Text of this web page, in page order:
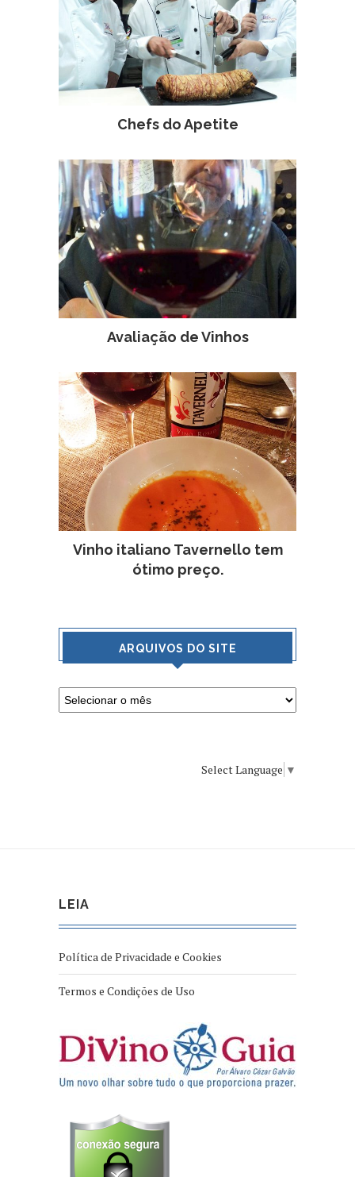
Chefs do Apetite
Avaliação de Vinhos
Vinho italiano Tavernello tem
ótimo preço.
ARQUIVOS DO SITE
Select Language ▼
LEIA
Política de Privacidade e Cookies
Termos e Condições de Uso